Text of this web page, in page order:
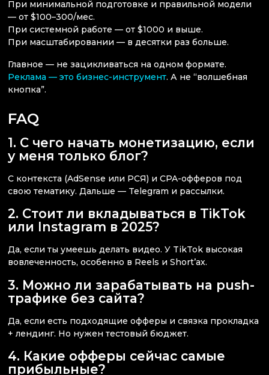
При минимальной подготовке и правильной модели
— от $100–300/мес.
При системной работе — от $1000 и выше.
При масштабировании — в десятки раз больше.
Главное — не зацикливаться на одном формате.
Реклама — это бизнес-инструмент. А не “волшебная
кнопка”.
FAQ
1. С чего начать монетизацию, если
у меня только блог?
С контекста (AdSense или РСЯ) и CPA-офферов под
свою тематику. Дальше — Telegram и рассылки.
2. Стоит ли вкладываться в TikTok
или Instagram в 2025?
Да, если ты умеешь делать видео. У TikTok высокая
вовлеченность, особенно в Reels и Short’ах.
3. Можно ли зарабатывать на push-
трафике без сайта?
Да, если есть подходящие офферы и связка прокладка
+ лендинг. Но нужен тестовый бюджет.
4. Какие офферы сейчас самые
прибыльные?